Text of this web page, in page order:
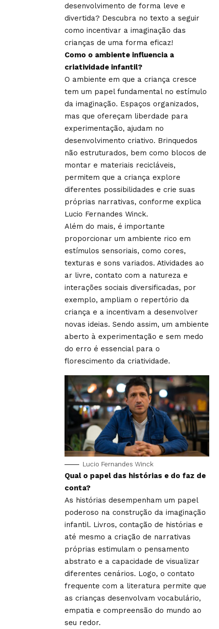
desenvolvimento de forma leve e
divertida? Descubra no texto a seguir
como incentivar a imaginação das
crianças de uma forma eficaz!
Como o ambiente influencia a
criatividade infantil?
O ambiente em que a criança cresce
tem um papel fundamental no estímulo
da imaginação. Espaços organizados,
mas que ofereçam liberdade para
experimentação, ajudam no
desenvolvimento criativo. Brinquedos
não estruturados, bem como blocos de
montar e materiais recicláveis,
permitem que a criança explore
diferentes possibilidades e crie suas
próprias narrativas, conforme explica
Lucio Fernandes Winck.
Além do mais, é importante
proporcionar um ambiente rico em
estímulos sensoriais, como cores,
texturas e sons variados. Atividades ao
ar livre, contato com a natureza e
interações sociais diversificadas, por
exemplo, ampliam o repertório da
criança e a incentivam a desenvolver
novas ideias. Sendo assim, um ambiente
aberto à experimentação e sem medo
do erro é essencial para o
florescimento da criatividade.
Lucio Fernandes Winck
Qual o papel das histórias e do faz de
conta?
As histórias desempenham um papel
poderoso na construção da imaginação
infantil. Livros, contação de histórias e
até mesmo a criação de narrativas
próprias estimulam o pensamento
abstrato e a capacidade de visualizar
diferentes cenários. Logo, o contato
frequente com a literatura permite que
as crianças desenvolvam vocabulário,
empatia e compreensão do mundo ao
seu redor.